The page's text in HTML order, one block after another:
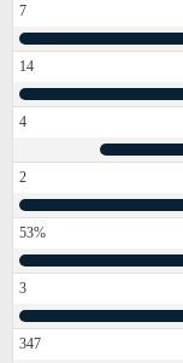
7
14
4
2
53%
3
347